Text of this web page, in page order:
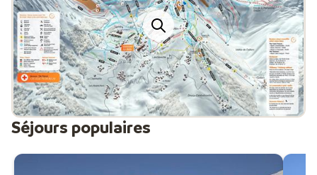
Séjours populaires